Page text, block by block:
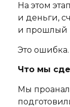
На этом
и деньги,
и прошлый
Это ошибка.
Что мы
Мы